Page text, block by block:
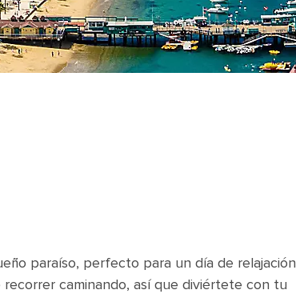
paraíso, perfecto para un día de relajación
caminando, así que diviértete con tu